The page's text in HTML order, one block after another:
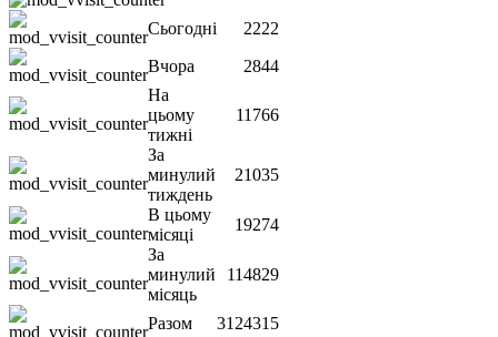
Сьогодні
2222
Вчора
2844
На
цьому
тижні
11766
За
минулий
тиждень
21035
В цьому
місяці
19274
За
минулий
місяць
114829
Разом
3124315